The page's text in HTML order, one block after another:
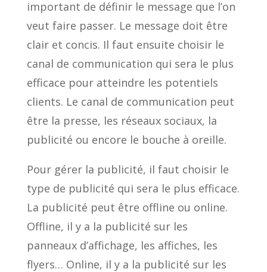
important de définir le message que l’on
veut faire passer. Le message doit être
clair et concis. Il faut ensuite choisir le
canal de communication qui sera le plus
efficace pour atteindre les potentiels
clients. Le canal de communication peut
être la presse, les réseaux sociaux, la
publicité ou encore le bouche à oreille.
Pour gérer la publicité, il faut choisir le
type de publicité qui sera le plus efficace.
La publicité peut être offline ou online.
Offline, il y a la publicité sur les
panneaux d’affichage, les affiches, les
flyers… Online, il y a la publicité sur les